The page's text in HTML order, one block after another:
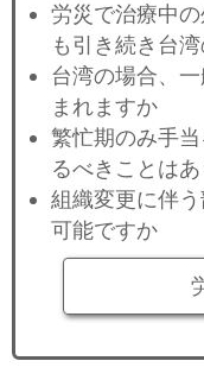
労災で治療中
も引き続き台
台湾の場合、
まれますか
繁忙期のみ手
るべきことは
組織変更に伴
可能ですか